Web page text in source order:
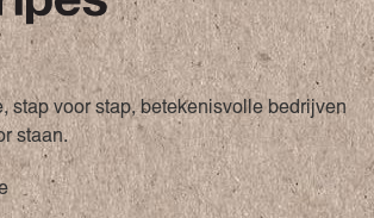
stap voor stap, betekenisvolle bedrijven
staan.